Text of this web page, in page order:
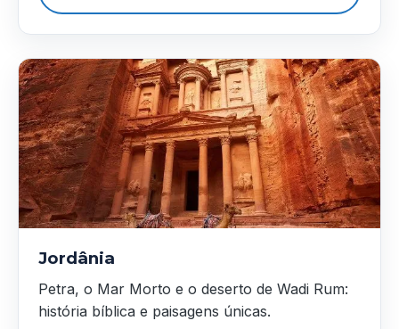
Jordânia
Petra, o Mar Morto e o deserto de Wadi Rum:
história bíblica e paisagens únicas.